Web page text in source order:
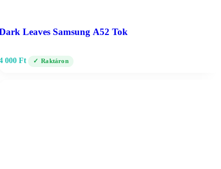
Leaves Samsung A52 Tok
000 Ft Raktáron